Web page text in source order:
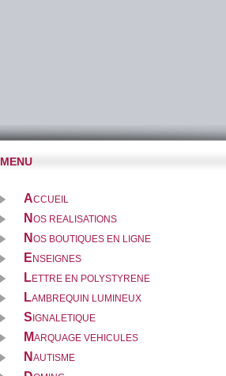
MENU
ACCUEIL
N OS REALISATIONS
N OS BOUTIQUES EN LIGNE
E NSEIGNES
LETTRE EN POLYSTYRENE
LAMBREQUIN LUMINEUX
S IGNALETIQUE
MARQUAGE VEHICULES
N AUTISME